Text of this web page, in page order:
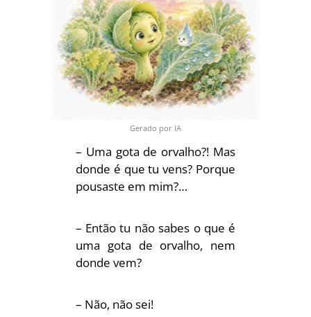
Gerado por IA
– Uma gota de orvalho?! Mas
donde é que tu vens? Porque
pousaste em mim?…
– Então tu não sabes o que é
uma gota de orvalho, nem
donde vem?
– Não, não sei!